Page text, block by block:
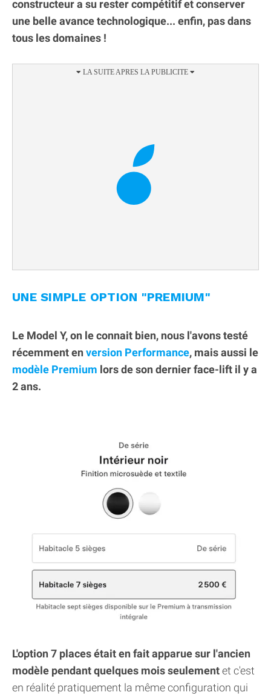
constructeur a su rester compétitif et conserver
une belle avance technologique... enfin, pas dans
tous les domaines !
UNE SIMPLE OPTION "PREMIUM"
Le Model Y, on le connait bien, nous l'avons testé
récemment en version Performance, mais aussi le
modèle Premium lors de son dernier face-lift il y a
2 ans.
L'option 7 places était en fait apparue sur l'ancien
modèle pendant quelques mois seulementet c'est
en réalité pratiquement la même configuration qui